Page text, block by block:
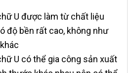
U được làm từ chất liệu
độ bền rất cao, không như
U có thể gia công sản xuất